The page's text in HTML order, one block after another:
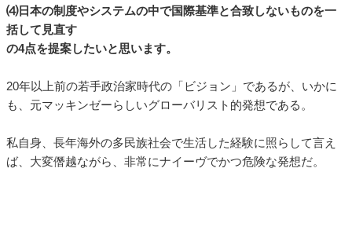
⑷日本の制度やシステムの中で国際基準と合致しないものを一
括して見直す
の4点を提案したいと思います。
20年以上前の若手政治家時代の「ビジョン」であるが、いかに
も、元マッキンゼーらしいグローバリスト的発想である。
私自身、長年海外の多民族社会で生活した経験に照らして言え
ば、大変僭越ながら、非常にナイーヴでかつ危険な発想だ。